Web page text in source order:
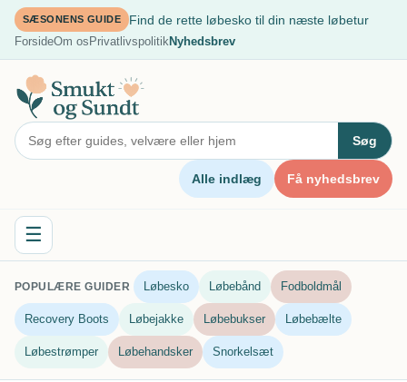
SpringSÆSONENS GUIDE Find de rette løbesko til din næste løbetur
ForsideOm os PrivatlivspolitikNyhedsbrev
Søg
Alle indlæg Få nyhedsbrev
☰
POPULÆRE GUIDER Løbesko Løbebånd Fodboldmål
Recovery Boots Løbejakke Løbebukser Løbebælte
Løbestrømper Løbehandsker Snorkelsæt